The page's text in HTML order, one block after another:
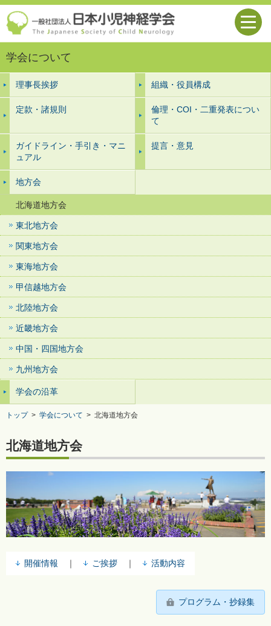
学会について
理事長挨拶 組織・役員構成
定款・諸規則
倫理・COI・二重発表につい
て
ガイドライン・手引き・マニ
ュアル
提言・意見
地方会
北海道地方会
東北地方会
関東地方会
東海地方会
甲信越地方会
北陸地方会
近畿地方会
中国・四国地方会
九州地方会
学会の沿革
トップ> 学会について > 北海道地方会
北海道地方会
開催情報 ｜ ご挨拶 ｜ 活動内容
プログラム・抄録集